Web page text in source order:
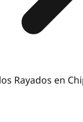
Rayados en